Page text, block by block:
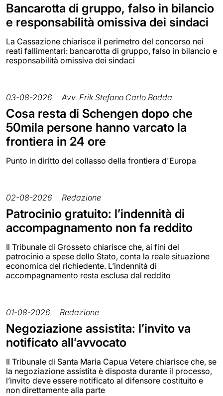
Bancarotta di gruppo, falso in bilancio
e responsabilità omissiva dei sindaci
La Cassazione chiarisce il perimetro del concorso nei
reati fallimentari: bancarotta di gruppo, falso in bilancio e
responsabilità omissiva dei sindaci
03-08-2026 Avv. Erik Stefano Carlo Bodda
Cosa resta di Schengen dopo che
50mila persone hanno varcato la
frontiera in 24 ore
Punto in diritto del collasso della frontiera d'Europa
02-08-2026 Redazione
Patrocinio gratuito: l’indennità di
accompagnamento non fa reddito
Il Tribunale di Grosseto chiarisce che, ai fini del
patrocinio a spese dello Stato, conta la reale situazione
economica del richiedente. L’indennità di
accompagnamento resta esclusa dal reddito
01-08-2026 Redazione
Negoziazione assistita: l’invito va
notificato all’avvocato
Il Tribunale di Santa Maria Capua Vetere chiarisce che, se
la negoziazione assistita è disposta durante il processo,
l’invito deve essere notificato al difensore costituito e
non direttamente alla parte